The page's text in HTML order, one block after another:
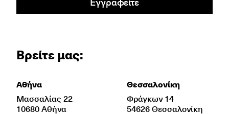
Βρείτε μας:
Αθήνα
Μασσαλίας 22
10680 Αθήνα
Θεσσαλονίκη
Φράγκων 14
54626 Θεσσαλονίκη